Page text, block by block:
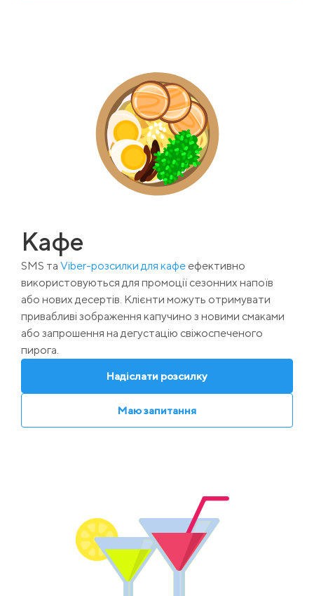
Кафе
SMS та Viber-розсилки для кафе ефективно
використовуються для промоції сезонних напоїв
або нових десертів. Клієнти можуть отримувати
привабливі зображення капучино з новими смаками
або запрошення на дегустацію свіжоспеченого
пирога.
Надіслати розсилку
Маю запитання